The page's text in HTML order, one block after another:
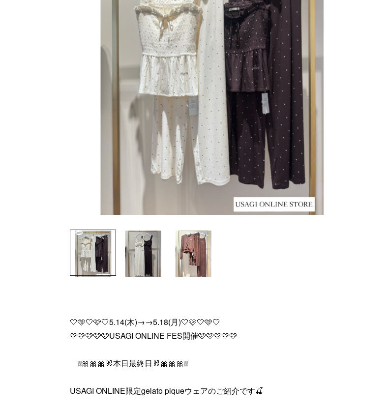
🤍🩵🤍🩷🤍5.14(木)→→5.18(月)🤍🩷🤍🩵🤍
🩷🩷🩷🩷🩷USAGI ONLINE FES開催🩷🩷🩷🩷🩷
❕❕🎀🎀🎀🐰本日最終日🐰🎀🎀🎀❕❕
USAGI ONLINE限定gelato piqueウェアのご紹介です🍒